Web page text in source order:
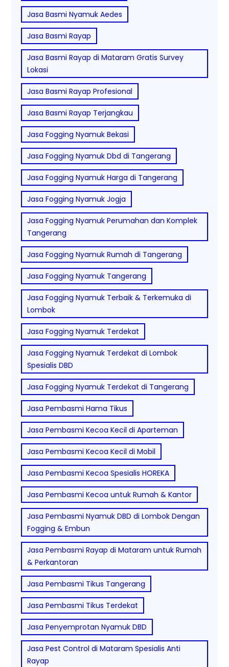
Jasa Basmi Nyamuk Aedes
Jasa Basmi Rayap
Jasa Basmi Rayap di Mataram Gratis Survey
Lokasi
Jasa Basmi Rayap Profesional
Jasa Basmi Rayap Terjangkau
Jasa Fogging Nyamuk Bekasi
Jasa Fogging Nyamuk Dbd di Tangerang
Jasa Fogging Nyamuk Harga di Tangerang
Jasa Fogging Nyamuk Jogja
Jasa Fogging Nyamuk Perumahan dan Komplek
Tangerang
Jasa Fogging Nyamuk Rumah di Tangerang
Jasa Fogging Nyamuk Tangerang
Jasa Fogging Nyamuk Terbaik & Terkemuka di
Lombok
Jasa Fogging Nyamuk Terdekat
Jasa Fogging Nyamuk Terdekat di Lombok
Spesialis DBD
Jasa Fogging Nyamuk Terdekat di Tangerang
Jasa Pembasmi Hama Tikus
Jasa Pembasmi Kecoa Kecil di Aparteman
Jasa Pembasmi Kecoa Kecil di Mobil
Jasa Pembasmi Kecoa Spesialis HOREKA
Jasa Pembasmi Kecoa untuk Rumah & Kantor
Jasa Pembasmi Nyamuk DBD di Lombok Dengan
Fogging & Embun
Jasa Pembasmi Rayap di Mataram untuk Rumah
& Perkantoran
Jasa Pembasmi Tikus Tangerang
Jasa Pembasmi Tikus Terdekat
Jasa Penyemprotan Nyamuk DBD
Jasa Pest Control di Mataram Spesialis Anti
Rayap